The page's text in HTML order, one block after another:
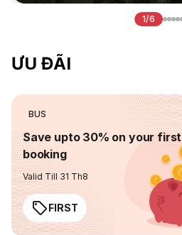
1/6
ƯU ĐÃI
BUS
Save upto 30% on your first
booking
Valid Till 31 Th8
FIRST